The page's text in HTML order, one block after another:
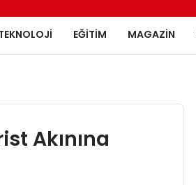
EĞITIM MAGAZIN
Akınına